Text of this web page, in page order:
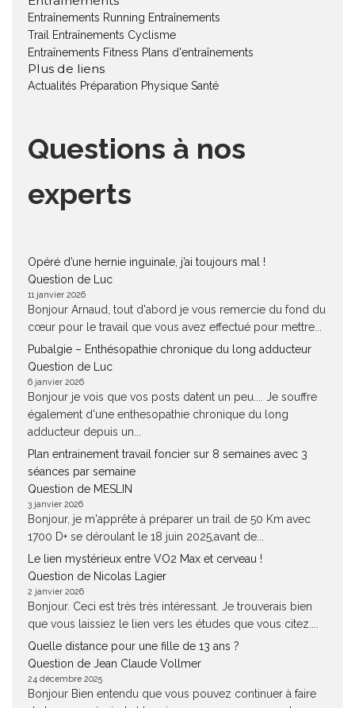
Entraînements Running Entraînements
Trail
Entraînements Cyclisme
Entraînements Fitness Plans d'entraînements
Plus de liens
Actualités Préparation Physique Santé
Questions à nos
experts
Opéré d’une hernie inguinale, j’ai toujours mal !
Question de Luc
11 janvier 2026
Bonjour Arnaud, tout d'abord je vous remercie du fond du
cœur pour le travail que vous avez effectué pour mettre...
Pubalgie – Enthésopathie chronique du long adducteur
Question de Luc
6 janvier 2026
Bonjour je vois que vos posts datent un peu.... Je souffre
également d'une enthesopathie chronique du long
adducteur depuis un...
Plan entrainement travail foncier sur 8 semaines avec 3
séances par semaine
Question de MESLIN
3 janvier 2026
Bonjour, je m'apprête à préparer un trail de 50 Km avec
1700 D+ se déroulant le 18 juin 2025,avant de...
Le lien mystérieux entre VO2 Max et cerveau !
Question de Nicolas Lagier
2 janvier 2026
Bonjour. Ceci est très très intéressant. Je trouverais bien
que vous laissiez le lien vers les études que vous citez....
Quelle distance pour une fille de 13 ans ?
Question de Jean Claude Vollmer
24 décembre 2025
Bonjour Bien entendu que vous pouvez continuer à faire